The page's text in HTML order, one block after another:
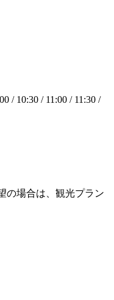
/ 10:30 / 11:00 / 11:30 /
の場合は、観光プラン